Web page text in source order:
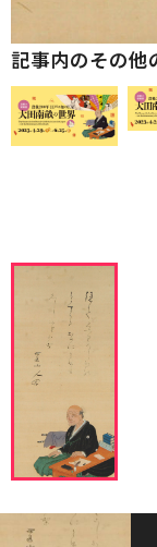
記事内のその他